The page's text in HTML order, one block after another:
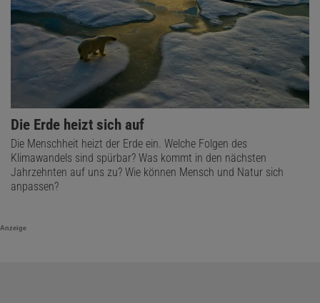
Die Erde heizt sich auf
Die Menschheit heizt der Erde ein. Welche Folgen des
Klimawandels sind spürbar? Was kommt in den nächsten
Jahrzehnten auf uns zu? Wie können Mensch und Natur sich
anpassen?
Anzeige